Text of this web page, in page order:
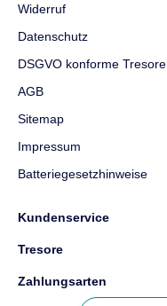
Widerruf
Datenschutz
DSGVO konforme Tresore
AGB
Sitemap
Impressum
Batteriegesetzhinweise
Kundenservice
Tresore
Zahlungsarten